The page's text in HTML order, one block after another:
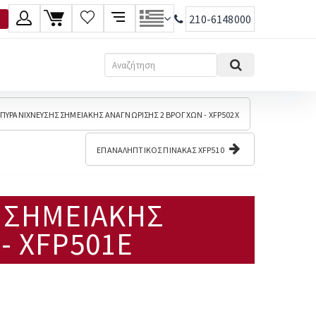
210-6148000
Αναζήτηση
ΣΗΜΕΙΑΚΗΣ ΑΝΑΓΝΩΡΙΣΗΣ 2 ΒΡΟΓΧΩΝ - XFP502X
ΕΠΑΝΑΛΗΠΤΙΚΟΣ ΠΙΝΑΚΑΣ XFP510